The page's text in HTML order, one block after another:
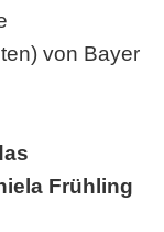
von Bayer
Frühling